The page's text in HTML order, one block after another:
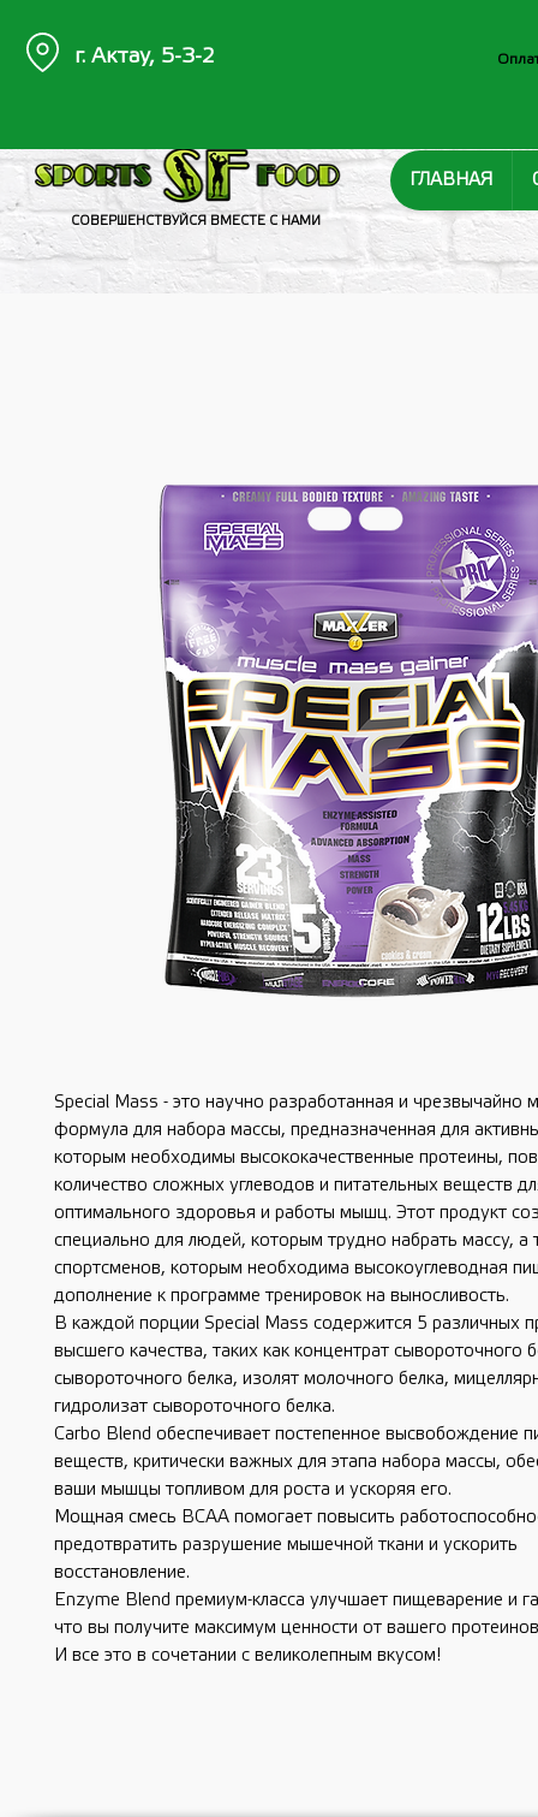
СОВЕРШЕНСТВУЙСЯ ВМЕСТЕ С НАМИ
ГЛАВНАЯ
г. Актау, 5-3-2
Special Mass - это научно разработанная и чрезвычайно
формула для набора массы, предназначенная для
которым необходимы высококачественные протеины,
количество сложных углеводов и питательных веществ
оптимального здоровья и работы мышц. Этот продукт
специально для людей, которым трудно набрать массу, а
спортсменов, которым необходима высокоуглеводная
дополнение к программе тренировок на выносливость.
В каждой порции Special Mass содержится 5 различных
высшего качества, таких как концентрат сывороточного
сывороточного белка, изолят молочного белка,
гидролизат сывороточного белка.
Carbo Blend обеспечивает постепенное высвобождение
веществ, критически важных для этапа набора массы,
ваши мышцы топливом для роста и ускоряя его.
Мощная смесь BCAA помогает повысить
предотвратить разрушение мышечной ткани и ускорить
восстановление.
Enzyme Blend премиум-класса улучшает пищеварение и
что вы получите максимум ценности от вашего
И все это в сочетании с великолепным вкусом!